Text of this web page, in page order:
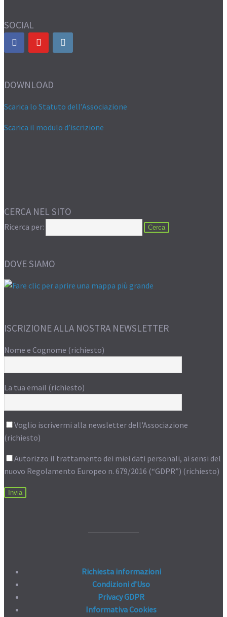
SOCIAL
DOWNLOAD
Scarica lo Statuto dell’Associazione
Scarica il modulo d’iscrizione
CERCA NEL SITO
Ricerca per:
DOVE SIAMO
ISCRIZIONE ALLA NOSTRA NEWSLETTER
Nome e Cognome (richiesto)
La tua email (richiesto)
Voglio iscrivermi alla newsletter dell'Associazione
(richiesto)
Autorizzo il trattamento dei miei dati personali, ai sensi del
nuovo Regolamento Europeo n. 679/2016 (“GDPR”) (richiesto)
Richiesta informazioni
Condizioni d’Uso
Privacy GDPR
Informativa Cookies